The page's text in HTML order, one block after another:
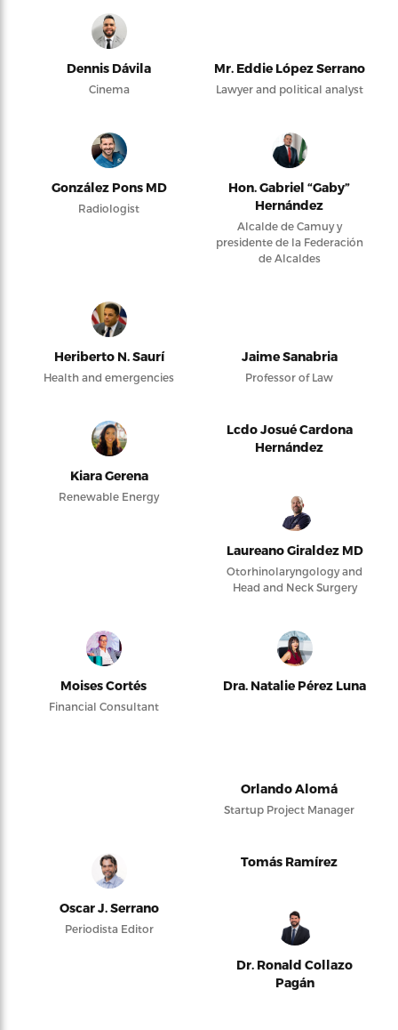
Dennis Dávila
Cinema
Mr. Eddie López Serrano
Lawyer and political analyst
González Pons MD
Radiologist
Hon. Gabriel “Gaby”
Hernández
Alcalde de Camuy y
presidente de la Federación
de Alcaldes
Heriberto N. Saurí
Health and emergencies
Jaime Sanabria
Professor of Law
Kiara Gerena
Renewable Energy
Lcdo Josué Cardona
Hernández
Laureano Giraldez MD
Otorhinolaryngology and
Head and Neck Surgery
Moises Cortés
Financial Consultant
Dra. Natalie Pérez Luna
Orlando Alomá
Startup Project Manager
Oscar J. Serrano
Periodista Editor
Tomás Ramírez
Dr. Ronald Collazo
Pagán